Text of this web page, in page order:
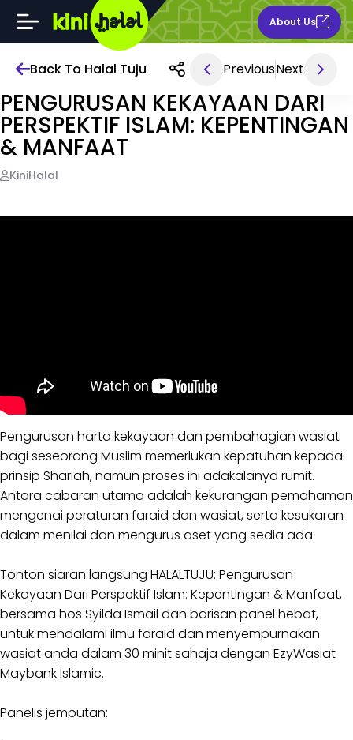
About Us
Back To Halal Tuju PreviousNext
Oct 14, 2024 8AM
PENGURUSAN KEKAYAAN DARI
PERSPEKTIF ISLAM: KEPENTINGAN
& MANFAAT
KiniHalal
Pengurusan harta kekayaan dan pembahagian wasiat
bagi seseorang Muslim memerlukan kepatuhan kepada
prinsip Shariah, namun proses ini adakalanya rumit.
Antara cabaran utama adalah kekurangan pemahaman
mengenai peraturan faraid dan wasiat, serta kesukaran
dalam menilai dan mengurus aset yang sedia ada.
Tonton siaran langsung HALALTUJU: Pengurusan
Kekayaan Dari Perspektif Islam: Kepentingan & Manfaat,
bersama hos Syilda Ismail dan barisan panel hebat,
untuk mendalami ilmu faraid dan menyempurnakan
wasiat anda dalam 30 minit sahaja dengan EzyWasiat
Maybank Islamic.
Panelis jemputan: